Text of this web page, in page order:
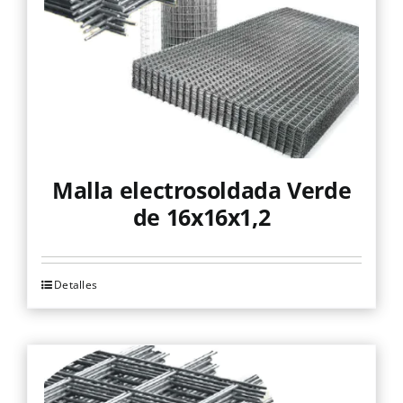
elegir
Malla electrosoldada Verde
de 16x16x1,2
Este
producto
tiene
múltiples
variantes.
Detalles